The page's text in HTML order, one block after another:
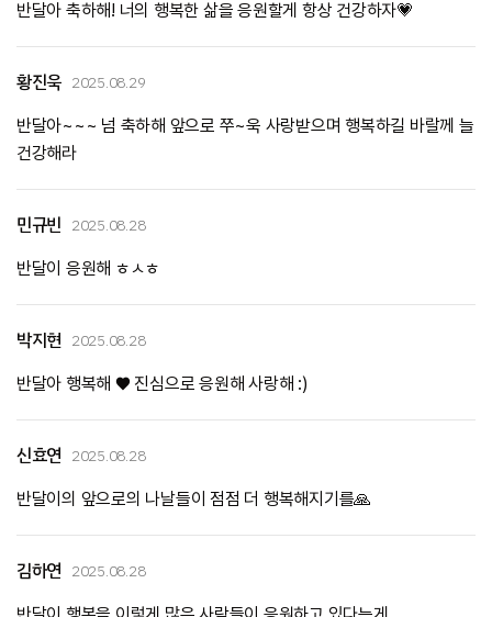
반달아 축하해! 너의 행복한 삶을 응원할게 항상 건강하자💗
황진욱 2025.08.29
반달아~~~ 넘 축하해 앞으로 쭈~욱 사랑받으며 행복하길 바랄께 늘
건강해라
민규빈 2025.08.28
반달이 응원해 ㅎㅅㅎ
박지현 2025.08.28
반달아 행복해 ♥ 진심으로 응원해 사랑해 :)
신효연 2025.08.28
반달이의 앞으로의 나날들이 점점 더 행복해지기를🙏
김하연 2025.08.28